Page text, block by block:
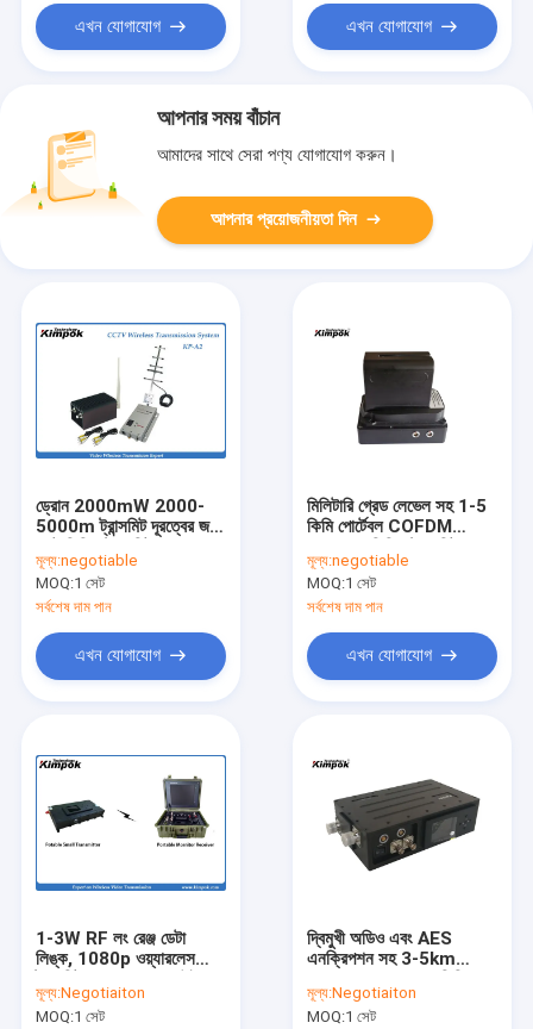
এখন যোগাযোগ এখন যোগাযোগ
আপনার সময় বাঁচান
আমাদের সাথে সেরা পণ্য যোগাযোগ করুন।
আপনার প্রয়োজনীয়তা দিন
ড্রোন 2000mW 2000-
5000m ট্রান্সমিট দূরত্বের জন্য
রিসিভার
মূল্য:negotiable
MOQ:1 সেট
সর্বশেষ দাম পান
এখন যোগাযোগ
মিলিটারি গ্রেড লেভেল সহ 1-5
কিমি পোর্টেবল COFDM
মূল্য:negotiable
MOQ:1 সেট
সর্বশেষ দাম পান
এখন যোগাযোগ
1-3W RF লং রেঞ্জ ডেটা
লিঙ্ক, 1080p ওয়্যারলেস
মূল্য:Negotiaiton
MOQ:1 সেট
দ্বিমুখী অডিও এবং AES
এনক্রিপশন সহ 3-5km
ট্রান্সমিটার
মূল্য:Negotiaiton
MOQ:1 সেট